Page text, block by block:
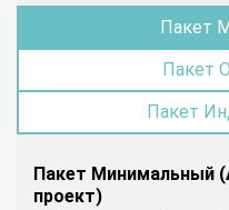
Пакет
Пакет
Пакет
Пакет Минимальный
проект)